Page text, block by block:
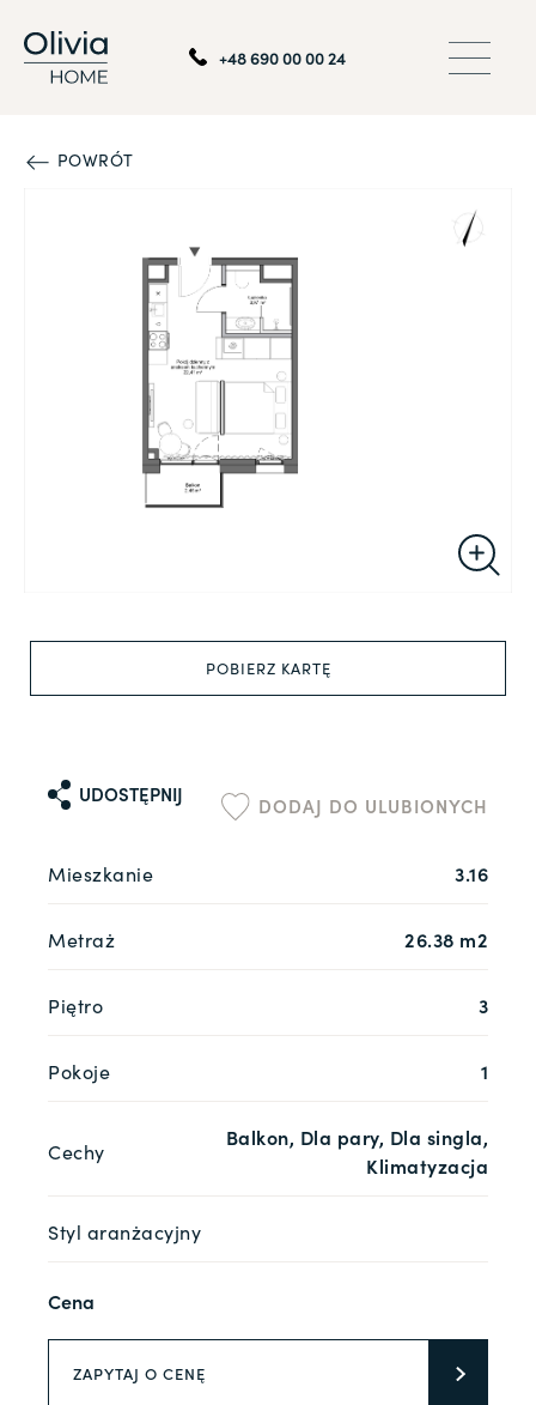
+48 690 00 00 24
POWRÓT
POBIERZ KARTĘ
UDOSTĘPNIJ DODAJ DO ULUBIONYCH
Mieszkanie 3.16
Metraż 26.38 m2
Piętro 3
Pokoje 1
Cechy
Balkon, Dla pary, Dla singla,
Klimatyzacja
Styl aranżacyjny
Cena
ZAPYTAJ O CENĘ